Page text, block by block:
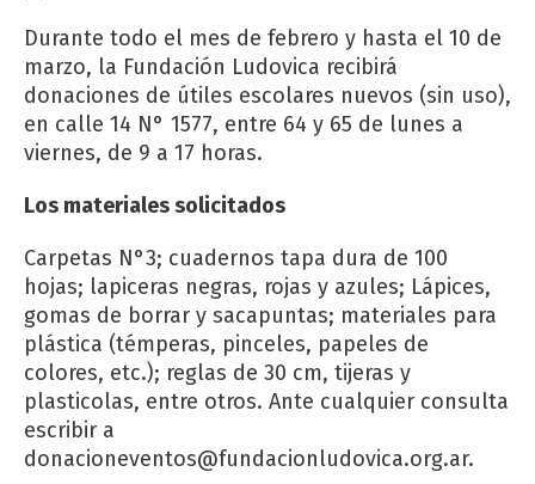
Durante todo el mes de febrero y hasta el 10 de
marzo, la Fundación Ludovica recibirá
donaciones de útiles escolares nuevos (sin uso),
en calle 14 N° 1577, entre 64 y 65 de lunes a
viernes, de 9 a 17 horas.
Los materiales solicitados
Carpetas N°3; cuadernos tapa dura de 100
hojas; lapiceras negras, rojas y azules; Lápices,
gomas de borrar y sacapuntas; materiales para
plástica (témperas, pinceles, papeles de
colores, etc.); reglas de 30 cm, tijeras y
plasticolas, entre otros. Ante cualquier consulta
escribir a
donacioneventos@fundacionludovica.org.ar.